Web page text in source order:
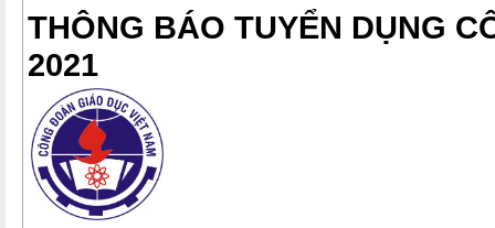
THÔNG BÁO TUYỂN DỤNG
2021